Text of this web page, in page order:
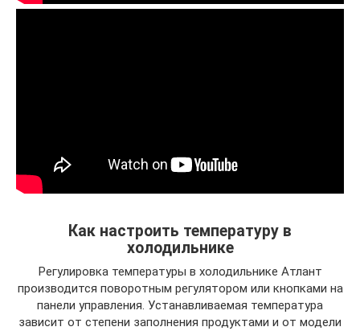
Как настроить температуру в
холодильнике
Регулировка температуры в холодильнике Атлант
производится поворотным регулятором или кнопками на
панели управления. Устанавливаемая температура
зависит от степени заполнения продуктами и от модели